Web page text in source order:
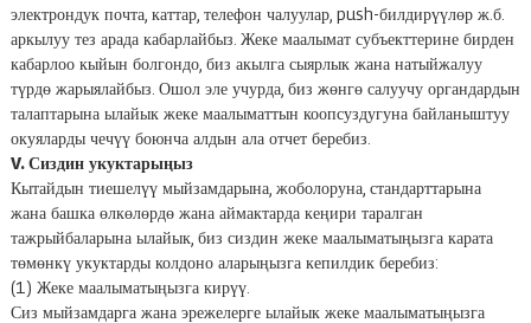
электрондук почта, каттар, телефон чалуулар, push-билдирүүлөр ж.б.
аркылуу тез арада кабарлайбыз. Жеке маалымат субъекттерине бирден
кабарлоо кыйын болгондо, биз акылга сыярлык жана натыйжалуу
түрдө жарыялайбыз. Ошол эле учурда, биз жөнгө салуучу органдардын
талаптарына ылайык жеке маалыматтын коопсуздугуна байланыштуу
окуяларды чечүү боюнча алдын ала отчет беребиз.
V. Сиздин укуктарыңыз
Кытайдын тиешелүү мыйзамдарына, жоболоруна, стандарттарына
жана башка өлкөлөрдө жана аймактарда кеңири таралган
тажрыйбаларына ылайык, биз сиздин жеке маалыматыңызга карата
төмөнкү укуктарды колдоно аларыңызга кепилдик беребиз:
(1) Жеке маалыматыңызга кирүү.
Сиз мыйзамдарга жана эрежелерге ылайык жеке маалыматыңызга